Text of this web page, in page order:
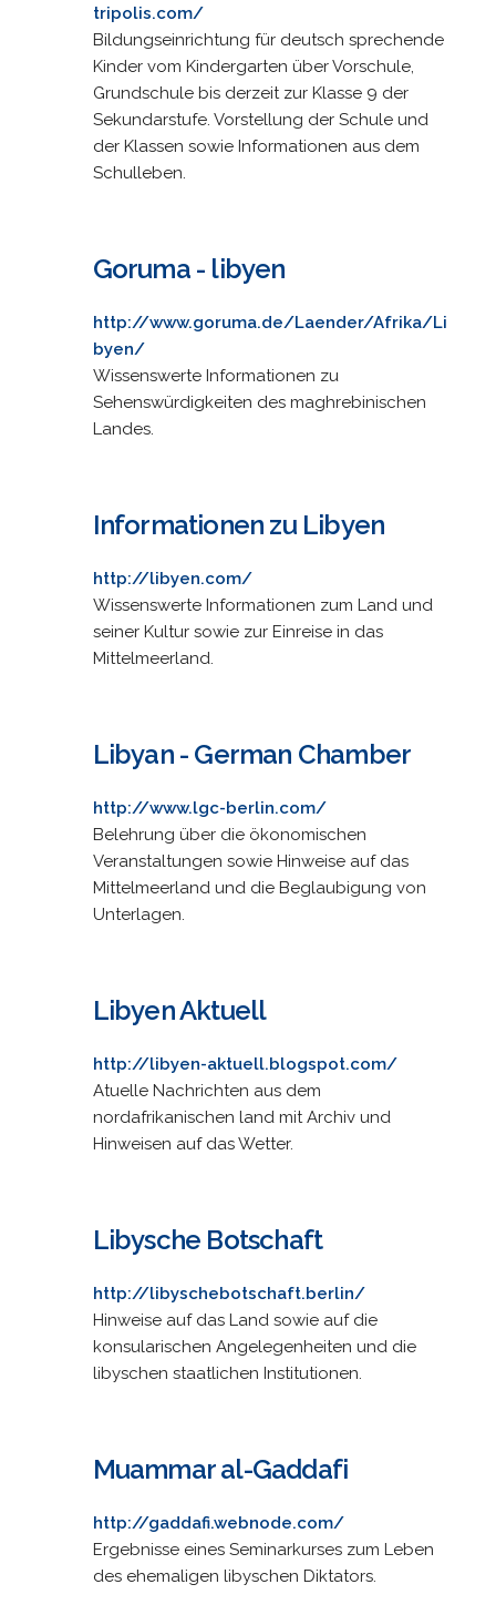
tripolis.com/
Bildungseinrichtung für deutsch sprechende
Kinder vom Kindergarten über Vorschule,
Grundschule bis derzeit zur Klasse 9 der
Sekundarstufe. Vorstellung der Schule und
der Klassen sowie Informationen aus dem
Schulleben.
Goruma - libyen
http://www.goruma.de/Laender/Afrika/Li
byen/
Wissenswerte Informationen zu
Sehenswürdigkeiten des maghrebinischen
Landes.
Informationen zu Libyen
http://libyen.com/
Wissenswerte Informationen zum Land und
seiner Kultur sowie zur Einreise in das
Mittelmeerland.
Libyan - German Chamber
http://www.lgc-berlin.com/
Belehrung über die ökonomischen
Veranstaltungen sowie Hinweise auf das
Mittelmeerland und die Beglaubigung von
Unterlagen.
Libyen Aktuell
http://libyen-aktuell.blogspot.com/
Atuelle Nachrichten aus dem
nordafrikanischen land mit Archiv und
Hinweisen auf das Wetter.
Libysche Botschaft
http://libyschebotschaft.berlin/
Hinweise auf das Land sowie auf die
konsularischen Angelegenheiten und die
libyschen staatlichen Institutionen.
Muammar al-Gaddafi
http://gaddafi.webnode.com/
Ergebnisse eines Seminarkurses zum Leben
des ehemaligen libyschen Diktators.